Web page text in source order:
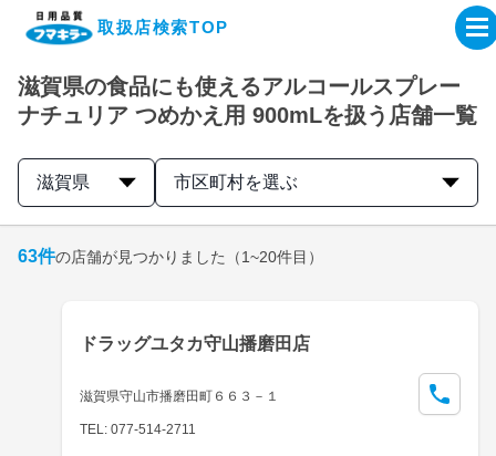
取扱店検索TOP
企業・IR情報サイト
製品情報サイト
取扱店検索はこちら
滋賀県の食品にも使えるアルコールスプレー
ナチュリア つめかえ用 900mLを扱う店舗一覧
滋賀県 市区町村を選ぶ
63件の店舗が見つかりました （1~20件目）
ドラッグユタカ守山播磨田店
滋賀県守山市播磨田町６６３－１
TEL: 077-514-2711